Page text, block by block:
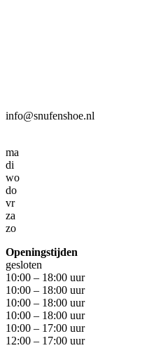
info@snufenshoe.nl
ma
di
wo
do
vr
za
zo
Openingstijden
gesloten
10:00 – 18:00 uur
10:00 – 18:00 uur
10:00 – 18:00 uur
10:00 – 18:00 uur
10:00 – 17:00 uur
12:00 – 17:00 uur